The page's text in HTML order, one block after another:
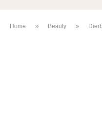
Home » Beauty »